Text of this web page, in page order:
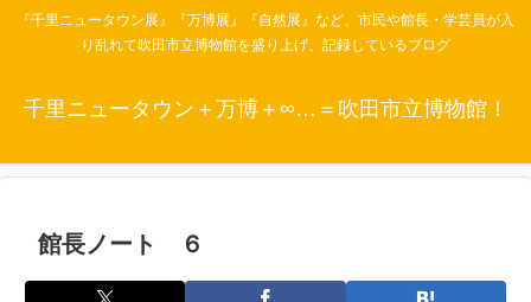
『千里ニュータウン展』『万博展』『自然展』など、市民や館長・学芸員が入
り乱れて吹田市立博物館を盛り上げ、記録しているブログ
千里ニュータウン＋万博＋∞…＝吹田市立博物館！
館長ノート ６